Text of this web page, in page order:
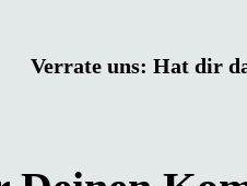
Verrate uns: Hat dir